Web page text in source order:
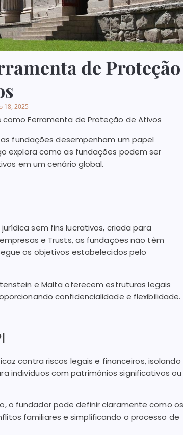
de Proteção
18, 2025
como Ferramenta de Proteção de Ativos
fundações desempenham um papel
explora como as fundações podem ser
em um cenário global.
sem fins lucrativos, criada para
e Trusts, as fundações não têm
os objetivos estabelecidos pelo
e Malta oferecem estruturas legais
confidencialidade e flexibilidade.
contra riscos legais e financeiros, isolando
indivíduos com patrimônios significativos ou
o fundador pode definir claramente como os
familiares e simplificando o processo de